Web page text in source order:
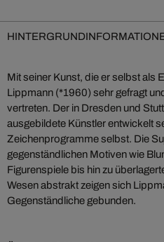
Mit seiner Kunst, die er selbst als
Lippmann (*1960) sehr gefragt
vertreten. Der in Dresden und
ausgebildete Künstler entwickelt
Zeichenprogramme selbst. Die
gegenständlichen Motiven wie
Figurenspiele bis hin zu
Wesen abstrakt zeigen sich
Gegenständliche gebunden.